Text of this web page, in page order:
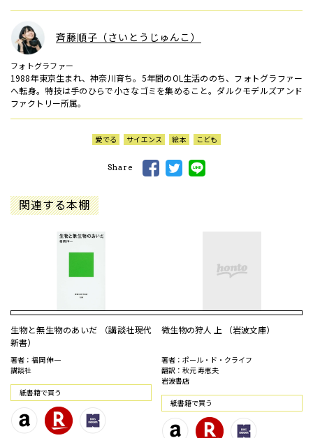
斉藤順子（さいとうじゅんこ）
フォトグラファー
1988年東京生まれ、神奈川育ち。5年間のOL生活ののち、フォトグラファー
へ転身。特技は手のひらで小さなゴミを集めること。ダルクモデルズアンド
ファクトリー所属。
愛でる サイエンス 絵本 こども
Share
関連する本棚
生物と無生物のあいだ （講談社現代
新書）
著者：福岡 伸一
講談社
紙書籍で買う
微生物の狩人 上 （岩波文庫）
著者：ポール・ド・クライフ
翻訳：秋元 寿恵夫
岩波書店
紙書籍で買う